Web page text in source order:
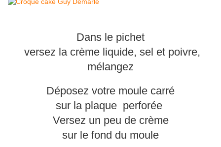
Dans le pichet
versez la crème liquide, sel et poivre,
mélangez
Déposez votre moule carré
sur la plaque perforée
Versez un peu de crème
sur le fond du moule